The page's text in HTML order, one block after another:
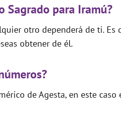
Sagrado para Iramú?
otro dependerá de ti. Es
obtener de él.
de Agesta, en este